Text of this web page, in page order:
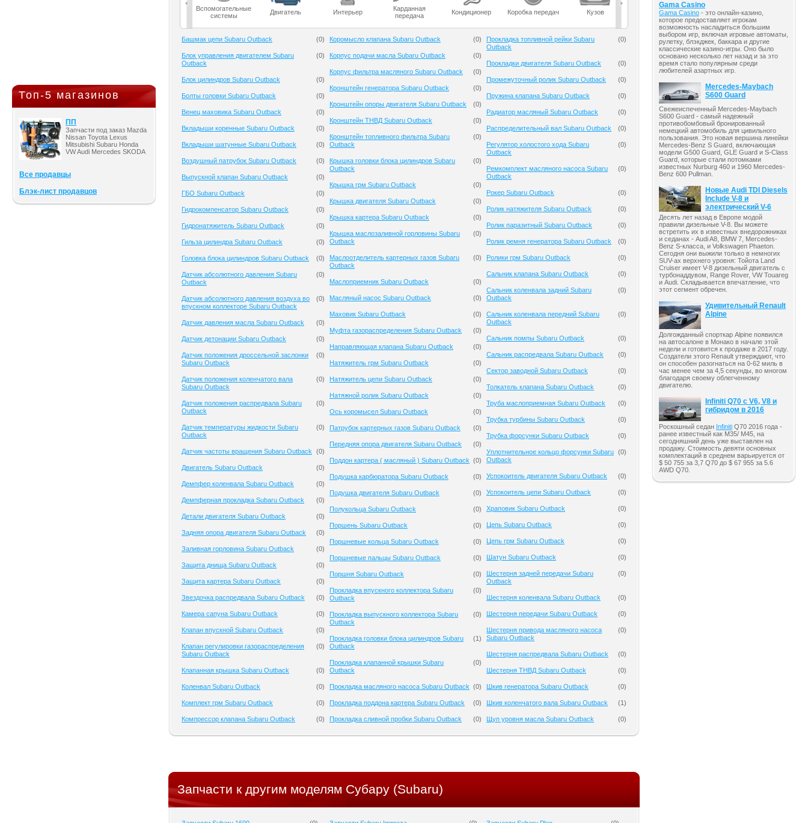
Топ-5 магазинов
ПП
Запчасти под заказ Mazda
Nissan Toyota Lexus
Mitsubishi Subaru Honda
VW Audi Mercedes SKODA
Все продавцы
Блэк-лист продавцов
Вспомогательные
системы
Двигатель Интерьер
Карданная
передача
Кондиционер Коробка передач Кузов Масла Мост
Башмак цепи Subaru Outback (0)
Блок управления двигателем Subaru
Outback
(0)
Блок цилиндров Subaru Outback (0)
Болты головки Subaru Outback (0)
Венец маховика Subaru Outback (0)
Вкладыши коренные Subaru Outback (0)
Вкладыши шатунные Subaru Outback (0)
Воздушный патрубок Subaru Outback (0)
Выпускной клапан Subaru Outback (0)
ГБО Subaru Outback (0)
Гидрокомпенсатор Subaru Outback (0)
Гидронатяжитель Subaru Outback (0)
Гильза цилиндра Subaru Outback (0)
Головка блока цилиндров Subaru Outback (0)
Датчик абсолютного давления Subaru
Outback
(0)
Датчик абсолютного давления воздуха во
впускном коллекторе Subaru Outback
(0)
Датчик давления масла Subaru Outback (0)
Датчик детонации Subaru Outback (0)
Датчик положения дроссельной заслонки
Subaru Outback
(0)
Датчик положения коленчатого вала
Subaru Outback
(0)
Датчик положения распредвала Subaru
Outback
(0)
Датчик температуры жидкости Subaru
Outback
(0)
Датчик частоты вращения Subaru Outback (0)
Двигатель Subaru Outback (0)
Демпфер коленвала Subaru Outback (0)
Демпферная прокладка Subaru Outback (0)
Детали двигателя Subaru Outback (0)
Задняя опора двигателя Subaru Outback (0)
Заливная горловина Subaru Outback (0)
Защита днища Subaru Outback (0)
Защита картера Subaru Outback (0)
Звездочка распредвала Subaru Outback (0)
Камера сапуна Subaru Outback (0)
Клапан впускной Subaru Outback (0)
Клапан регулировки газораспределения
Subaru Outback
(0)
Клапанная крышка Subaru Outback (0)
Коленвал Subaru Outback (0)
Комплект грм Subaru Outback (0)
Компрессор клапана Subaru Outback (0)
Коромысло клапана Subaru Outback (0)
Корпус подачи масла Subaru Outback (0)
Корпус фильтра масляного Subaru Outback (0)
Кронштейн генератора Subaru Outback (0)
Кронштейн опоры двигателя Subaru Outback (0)
Кронштейн ТНВД Subaru Outback (0)
Кронштейн топливного фильтра Subaru
Outback
(0)
Крышка головки блока цилиндров Subaru
Outback
(0)
Крышка грм Subaru Outback (0)
Крышка двигателя Subaru Outback (0)
Крышка картера Subaru Outback (0)
Крышка маслозаливной горловины Subaru
Outback
(0)
Маслоотделитель картерных газов Subaru
Outback
(0)
Маслоприемник Subaru Outback (0)
Масляный насос Subaru Outback (0)
Маховик Subaru Outback (0)
Муфта газораспределения Subaru Outback (0)
Направляющая клапана Subaru Outback (0)
Натяжитель грм Subaru Outback (0)
Натяжитель цепи Subaru Outback (0)
Натяжной ролик Subaru Outback (0)
Ось коромысел Subaru Outback (0)
Патрубок картерных газов Subaru Outback (0)
Передняя опора двигателя Subaru Outback (0)
Поддон картера ( масляный ) Subaru Outback (0)
Подушка карбюратора Subaru Outback (0)
Подушка двигателя Subaru Outback (0)
Полукольца Subaru Outback (0)
Поршень Subaru Outback (0)
Поршневые кольца Subaru Outback (0)
Поршневые пальцы Subaru Outback (0)
Поршня Subaru Outback (0)
Прокладка впускного коллектора Subaru
Outback
(0)
Прокладка выпускного коллектора Subaru
Outback
(0)
Прокладка головки блока цилиндров Subaru
Outback
(1)
Прокладка клапанной крышки Subaru
Outback
(0)
Прокладка масляного насоса Subaru Outback (0)
Прокладка поддона картера Subaru Outback (0)
Прокладка сливной пробки Subaru Outback (0)
Прокладка топливной рейки Subaru
Outback
(0)
Прокладки двигателя Subaru Outback (0)
Промежуточный ролик Subaru Outback (0)
Пружина клапана Subaru Outback (0)
Радиатор масляный Subaru Outback (0)
Распределительный вал Subaru Outback (0)
Регулятор холостого хода Subaru
Outback
(0)
Ремкомплект масляного насоса Subaru
Outback
(0)
Рокер Subaru Outback (0)
Ролик натяжителя Subaru Outback (0)
Ролик паразитный Subaru Outback (0)
Ролик ремня генератора Subaru Outback (0)
Ролики грм Subaru Outback (0)
Сальник клапана Subaru Outback (0)
Сальник коленвала задний Subaru
Outback
(0)
Сальник коленвала передний Subaru
Outback
(0)
Сальник помпы Subaru Outback (0)
Сальник распредвала Subaru Outback (0)
Сектор заводной Subaru Outback (0)
Толкатель клапана Subaru Outback (0)
Труба маслоприемная Subaru Outback (0)
Трубка турбины Subaru Outback (0)
Трубка форсунки Subaru Outback (0)
Уплотнительное кольцо форсунки Subaru
Outback
(0)
Успокоитель двигателя Subaru Outback (0)
Успокоитель цепи Subaru Outback (0)
Храповик Subaru Outback (0)
Цепь Subaru Outback (0)
Цепь грм Subaru Outback (0)
Шатун Subaru Outback (0)
Шестерня задней передачи Subaru
Outback
(0)
Шестерня коленвала Subaru Outback (0)
Шестерня передачи Subaru Outback (0)
Шестерня привода масляного насоса
Subaru Outback
(0)
Шестерня распредвала Subaru Outback (0)
Шестерня ТНВД Subaru Outback (0)
Шкив генератора Subaru Outback (0)
Шкив коленчатого вала Subaru Outback (1)
Щуп уровня масла Subaru Outback (0)
Запчасти к другим моделям Субару (Subaru)
Gama Casino
Gama Casino - это онлайн-казино,
которое предоставляет игрокам
возможность насладиться большим
выбором игр, включая игровые автоматы,
рулетку, блэкджек, баккара и другие
классические казино-игры. Оно было
основано несколько лет назад и за это
время стало популярным среди
любителей азартных игр.
Mercedes-Maybach
S600 Guard
Свежеиспеченный Mercedes-Maybach
S600 Guard - самый надежный
противобомбовый бронированный
немецкий автомобиль для цивильного
пользования. Это новая вершина линейки
Mercedes-Benz S Guard, включающая
модели G500 Guard, GLE Guard и S-Class
Guard, которые стали потомками
известных Nurburg 460 и 1960 Mercedes-
Benz 600 Pullman.
Новые Audi TDI Diesels
Include V-8 и
электрический V-6
Десять лет назад в Европе модой
правили дизельные V-8. Вы можете
встретить их в известных внедорожниках
и седанах - Audi A8, BMW 7, Mercedes-
Benz S-класса, и Volkswagen Phaeton.
Сегодня они выжили только в немногих
SUV-ах верхнего уровня: Тойота Land
Cruiser имеет V-8 дизельный двигатель с
турбонаддувом, Range Rover, VW Touareg
и Audi. Складывается впечатление, что
этот сегмент обречен.
Удивительный Renault
Alpine
Долгожданный спорткар Alpine появился
на автосалоне в Монако в начале этой
недели и готовится к продаже в 2017 году.
Создатели этого Renault утверждают, что
он способен разогнаться на 0-62 миль в
час менее чем за 4,5 секунды, во многом
благодаря своему облегченному
двигателю.
Infiniti Q70 с V6, V8 и
гибридом в 2016
Роскошный седан Infiniti Q70 2016 года -
ранее известный как M35/ M45, на
сегодняшний день уже выставлен на
продажу. Стоимость девяти основных
комплектаций в среднем варьируется от
$ 50 755 за 3,7 Q70 до $ 67 955 за 5.6
AWD Q70.